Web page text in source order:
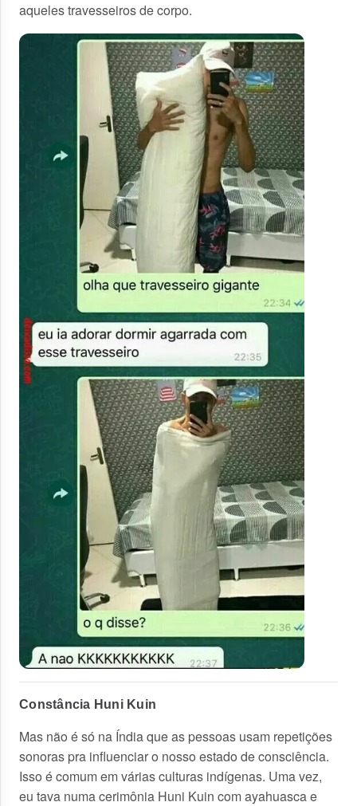
aqueles travesseiros de corpo.
Constância Huni Kuin
Mas não é só na Índia que as pessoas usam repetições
sonoras pra influenciar o nosso estado de consciência.
Isso é comum em várias culturas indígenas. Uma vez,
eu tava numa cerimônia Huni Kuin com ayahuasca e